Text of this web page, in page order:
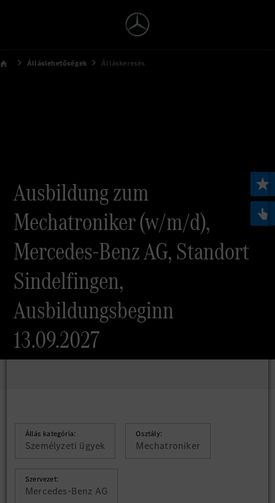
Álláslehetőségek Álláskeresés
Ausbildung zum
Mechatroniker (w/m/d),
Mercedes-Benz AG, Standort
Sindelfingen,
Ausbildungsbeginn
13.09.2027
Állás kategória:
Személyzeti ügyek
Osztály:
Mechatroniker
Szervezet:
Mercedes-Benz AG